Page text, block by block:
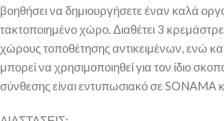
βοηθήσει να δημιουργήσετε έναν καλά
τακτοποιημένο χώρο. Διαθέτει 3
χώρους τοποθέτησης αντικειμένων, ενώ
μπορεί να χρησιμοποιηθεί για τον ίδιο
σύνθεσης είναι εντυπωσιακό σε SONAMA